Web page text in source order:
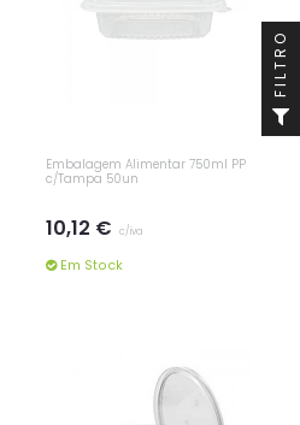
Embalagem Alimentar 750ml PP
c/Tampa 50un
10,12 € c/iva
Em Stock
FILTRO